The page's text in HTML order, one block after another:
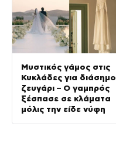
Μυστικός γάμος στις
Κυκλάδες για διάσημο
ζευγάρι – Ο γαμπρός
ξέσπασε σε κλάματα
μόλις την είδε νύφη